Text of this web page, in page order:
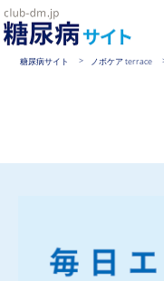
糖尿病サイト ノボケア terrace